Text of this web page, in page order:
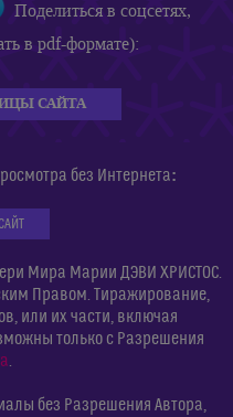
Поделиться в соцсетях,
в pdf-формате):
САЙТА
без Интернета:
Мира Марии ДЭВИ ХРИСТОС.
Правом. Тиражирование,
или их части, включая
только с Разрешения
.
без Разрешения Автора,